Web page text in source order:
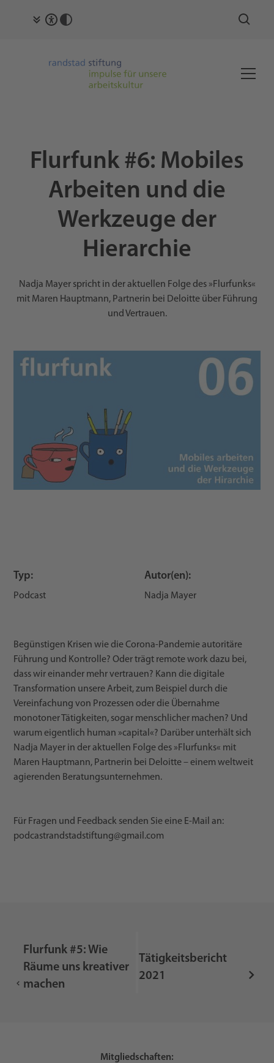
Flurfunk #6: Mobiles
Arbeiten und die
Werkzeuge der
Hierarchie
Nadja Mayer spricht in der aktuellen Folge des »Flurfunks«
mit Maren Hauptmann, Partnerin bei Deloitte über Führung
und Vertrauen.
Typ:
Podcast
Autor(en):
Nadja Mayer
Begünstigen Krisen wie die Corona-Pandemie autoritäre
Führung und Kontrolle? Oder trägt remote work dazu bei,
dass wir einander mehr vertrauen? Kann die digitale
Transformation unsere Arbeit, zum Beispiel durch die
Vereinfachung von Prozessen oder die Übernahme
monotoner Tätigkeiten, sogar menschlicher machen? Und
warum eigentlich human »capital«? Darüber unterhält sich
Nadja Mayer in der aktuellen Folge des »Flurfunks« mit
Maren Hauptmann, Partnerin bei Deloitte – einem weltweit
agierenden Beratungsunternehmen.
Für Fragen und Feedback senden Sie eine E-Mail an:
podcastrandstadstiftung@gmail.com
Flurfunk #5: Wie
Räume uns kreativer
machen
Tätigkeitsbericht
2021
Mitgliedschaften: